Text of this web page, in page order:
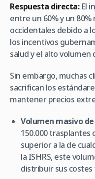
Respuesta directa:El
entre un 60% y un
occidentales debido a
los incentivos
salud y el alto volumen
Sin embargo, muchas
sacrifican los
mantener precios
Volumen masivo
150.000 trasplantes
superior a la de
la ISHRS, este
distribuir sus